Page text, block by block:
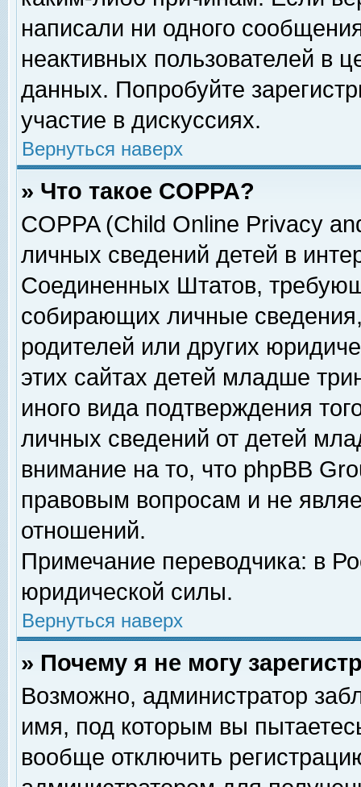
написали ни одного
неактивных пользователей в
данных. Попробуйте
участие в дискуссиях.
Вернуться наверх
» Что такое COPPA?
COPPA (Child Online Privacy
личных сведений детей в
Соединенных Штатов,
собирающих личные
родителей или других
этих сайтах детей младше
иного вида подтверждения
личных сведений от детей
внимание на то, что phpBB
правовым вопросам и не
отношений.
Примечание переводчика: в
юридической силы.
Вернуться наверх
» Почему я не могу
Возможно, администратор
имя, под которым вы
вообще отключить